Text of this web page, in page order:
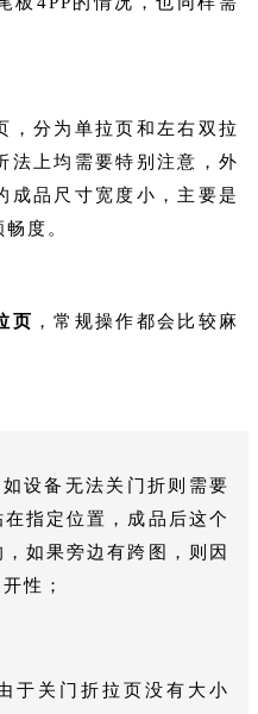
，分为单拉页和左右双拉
法上均需要特别注意，外
成品尺寸宽度小，主要是
度。
页 ，常规操作都会比较麻
设备无法关门折则需要
指定位置，成品后这个
如果旁边有跨图，则因
性；
于关门折拉页没有大小